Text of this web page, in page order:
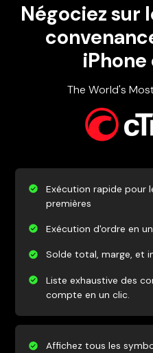
Négociez sur
iPhone
The World's
Exécution rapide pour
premières
Exécution d'ordre en
Solde total, marge, et
Liste exhaustive des
compte en un clic.
Affichez tous les